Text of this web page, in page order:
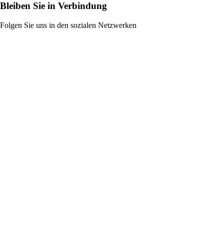
Bleiben Sie in Verbindung
Folgen Sie uns in den sozialen Netzwerken